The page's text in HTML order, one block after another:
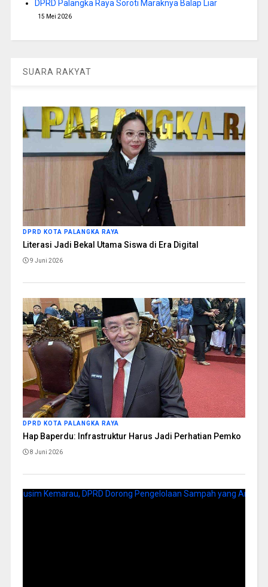
DPRD Palangka Raya Soroti Maraknya Balap Liar
15 Mei 2026
SUARA RAKYAT
DPRD KOTA PALANGKA RAYA
Literasi Jadi Bekal Utama Siswa di Era Digital
9 Juni 2026
DPRD KOTA PALANGKA RAYA
Hap Baperdu: Infrastruktur Harus Jadi Perhatian Pemko
8 Juni 2026